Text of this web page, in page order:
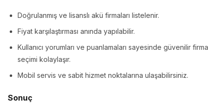
Doğrulanmış ve lisanslı akü firmaları listelenir.
Fiyat karşılaştırması anında yapılabilir.
Kullanıcı yorumları ve puanlamaları sayesinde güvenilir firma
seçimi kolaylaşır.
Mobil servis ve sabit hizmet noktalarına ulaşabilirsiniz.
Sonuç